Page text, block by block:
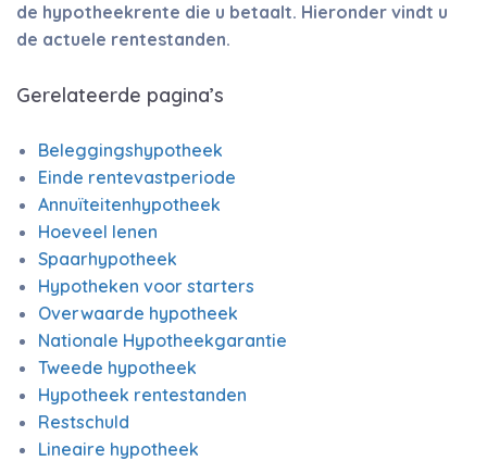
de hypotheekrente die u betaalt. Hieronder vindt u
de actuele rentestanden.
Gerelateerde pagina’s
Beleggingshypotheek
Einde rentevastperiode
Annuïteitenhypotheek
Hoeveel lenen
Spaarhypotheek
Hypotheken voor starters
Overwaarde hypotheek
Nationale Hypotheekgarantie
Tweede hypotheek
Hypotheek rentestanden
Restschuld
Lineaire hypotheek